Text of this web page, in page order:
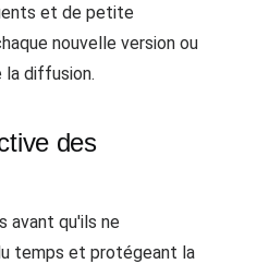
et de petite
nouvelle version ou
la diffusion.
des
avant qu'ils ne
temps et protégeant la